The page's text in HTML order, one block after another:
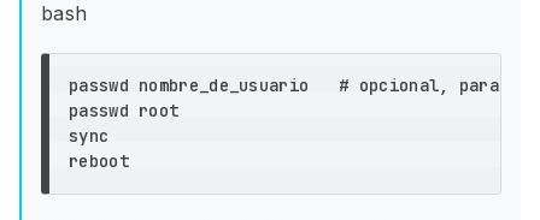
bash
passwd nombre_de_usuario   # opcional, para
passwd root
sync
reboot